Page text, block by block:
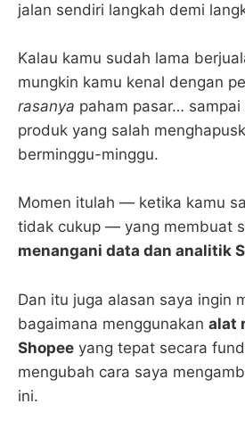
jalan sendiri langkah demi
Kalau kamu sudah lama
mungkin kamu kenal dengan
rasanya paham pasar…
produk yang salah
berminggu-minggu.
Momen itulah — ketika kamu
tidak cukup — yang membuat
menangani data dan analitik
Dan itu juga alasan saya ingin
bagaimana menggunakan alat
Shopee yang tepat secara
mengubah cara saya
ini.